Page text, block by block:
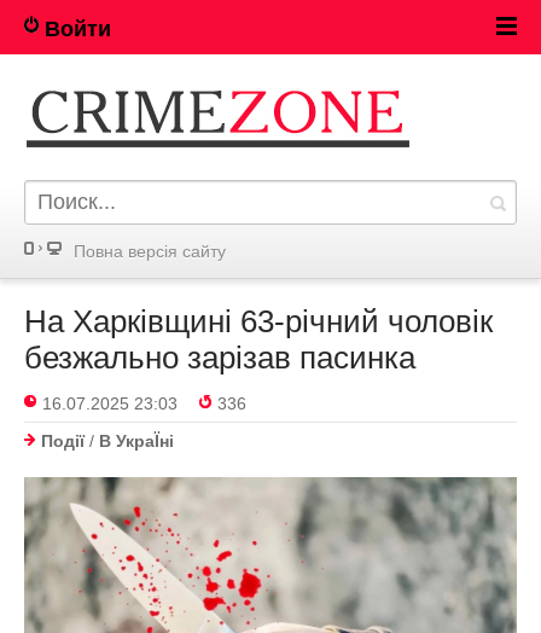
Войти
Повна версія сайту
На Харківщині 63-річний чоловік
безжально зарізав пасинка
16.07.2025 23:03
336
Події/ В УкраЇнi